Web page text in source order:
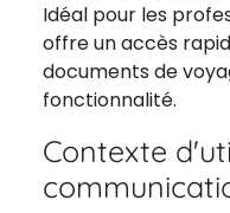
Idéal pour les
offre un accès
documents de
fonctionnalité.
Contexte